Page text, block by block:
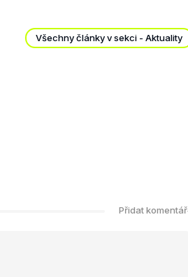
Všechny články v sekci - Aktuality
Přidat komentář